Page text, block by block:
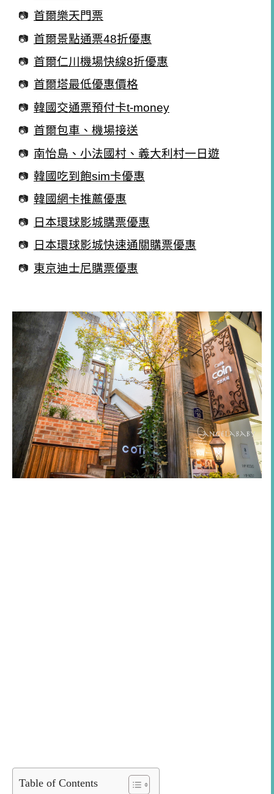
首爾樂天門票
首爾景點通票48折優惠
首爾仁川機場快線8折優惠
首爾塔最低優惠價格
韓國交通票預付卡t-money
首爾包車、機場接送
南怡島、小法國村、義大利村一日遊
韓國吃到飽sim卡優惠
韓國網卡推薦優惠
日本環球影城購票優惠
日本環球影城快速通關購票優惠
東京迪士尼購票優惠
Table of Contents